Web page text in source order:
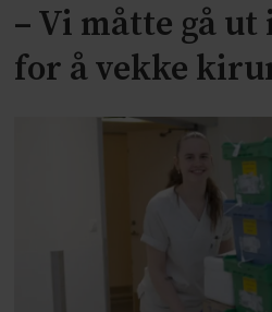
– Vi måtte gå
for å vekke